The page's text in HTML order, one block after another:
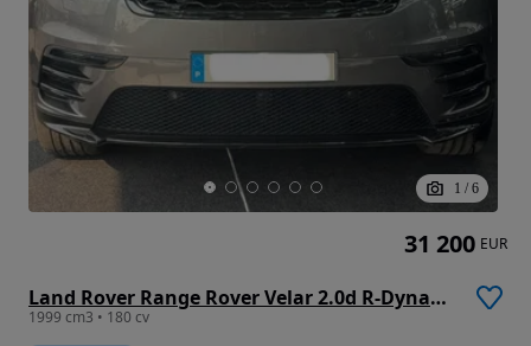
1 / 6
Land Rover Range Rover Velar 2.0d R-Dynamic S
1999 cm3 • 180 cv
31 200 EUR